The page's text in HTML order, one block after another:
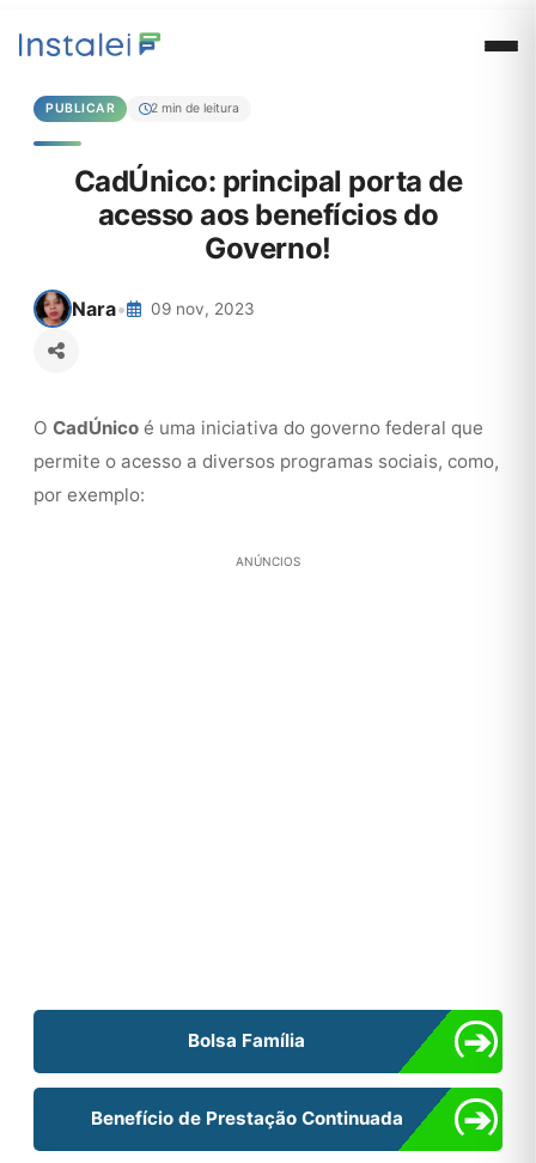
PUBLICAR 2 min de leitura
CadÚnico: principal porta de
acesso aos benefícios do
Governo!
Nara• 09 nov, 2023
O CadÚnico é uma iniciativa do governo federal que
permite o acesso a diversos programas sociais, como,
por exemplo:
ANÚNCIOS
Bolsa Família ➔
Benefício de Prestação Continuada ➔